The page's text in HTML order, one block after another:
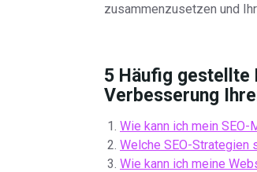
zusammenzusetzen und
5 Häufig gestellte
Verbesserung
Wie kann ich mein
Welche SEO-Strategien
Wie kann ich meine